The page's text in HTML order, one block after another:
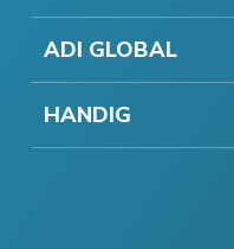
ADI GLOBAL
HANDIG